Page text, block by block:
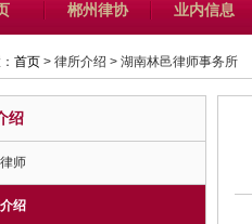
郴州律协 业内信息
首页 > 律所介绍 > 湖南林邑律师事务所
绍
师
绍